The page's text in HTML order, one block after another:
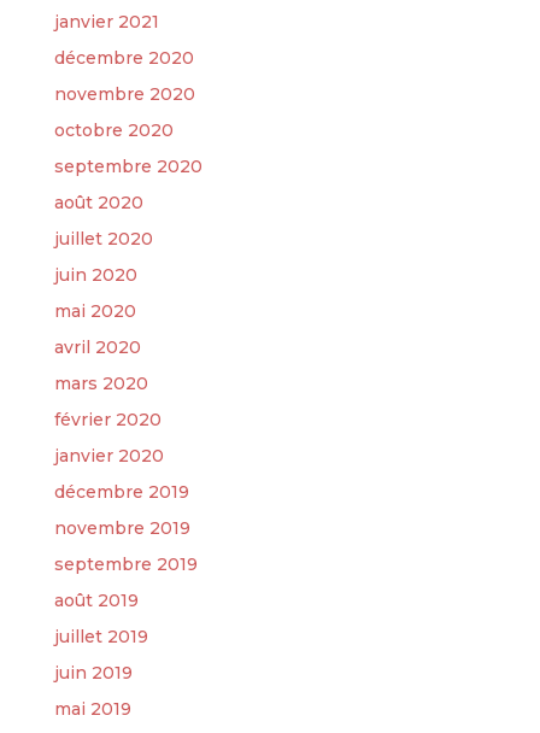
janvier 2021
décembre 2020
novembre 2020
octobre 2020
septembre 2020
août 2020
juillet 2020
juin 2020
mai 2020
avril 2020
mars 2020
février 2020
janvier 2020
décembre 2019
novembre 2019
septembre 2019
août 2019
juillet 2019
juin 2019
mai 2019